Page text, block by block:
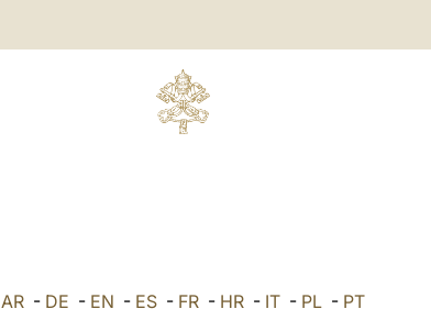
AR- DE - EN - ES- FR- HR- IT- PL- PT